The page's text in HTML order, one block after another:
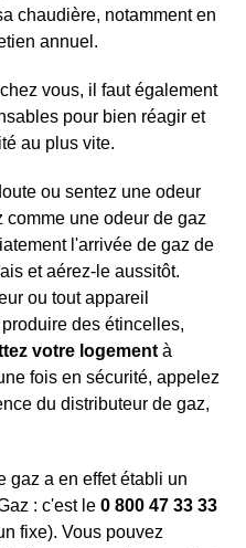
chaudière, notamment en
annuel.
vous, il faut également
pour bien réagir et
au plus vite.
ou sentez une odeur
une odeur de gaz
l'arrivée de gaz de
et aérez-le aussitôt.
ou tout appareil
des étincelles,
votre logement à
fois en sécurité, appelez
du distributeur de gaz,
gaz a en effet établi un
: c'est le 0 800 47 33 33
fixe). Vous pouvez